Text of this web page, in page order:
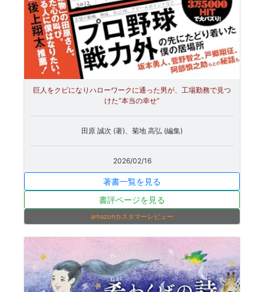
巨人をクビになりハローワークに通った男が、工場勤務で見つ
けた“本当の幸せ”
田原 誠次 (著)、菊地 高弘 (編集)
2026/02/16
著書一覧を見る
書評ページを見る
amazonカスタマーレビュー